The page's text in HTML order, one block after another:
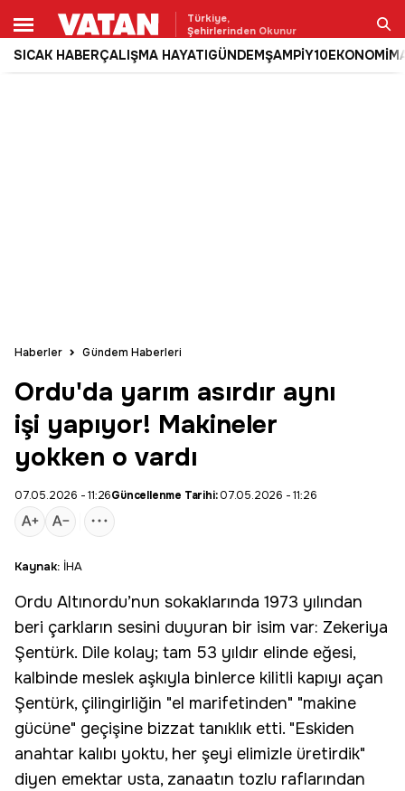
Türkiye,
Şehirlerinden Okunur
SICAK HABERÇALIŞMA HAYATIGÜNDEMŞAMPİY10EKONOMİ
Ara
Haberler Gündem Haberleri
Ordu'da yarım asırdır aynı
işi yapıyor! Makineler
yokken o vardı
07.05.2026 - 11:26Güncellenme Tarihi:07.05.2026 - 11:26
Kaynak: İHA
Ordu Altınordu’nun sokaklarında 1973 yılından
beri çarkların sesini duyuran bir isim var: Zekeriya
Şentürk. Dile kolay; tam 53 yıldır elinde eğesi,
kalbinde meslek aşkıyla binlerce kilitli kapıyı açan
Şentürk, çilingirliğin "el marifetinden" "makine
gücüne" geçişine bizzat tanıklık etti. "Eskiden
anahtar kalıbı yoktu, her şeyi elimizle üretirdik"
diyen emektar usta, zanaatın tozlu raflarından